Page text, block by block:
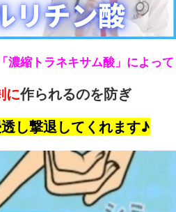
濃縮トラネキサム酸」によって
に作られるのを防ぎ
し撃退してくれます♪